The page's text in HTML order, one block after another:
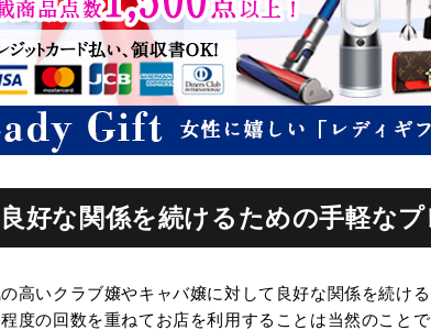
好な関係を続けるための手軽な
の高いクラブ嬢やキャバ嬢に対して良好な関係を続ける
度の回数を重ねてお店を利用することは当然のことで